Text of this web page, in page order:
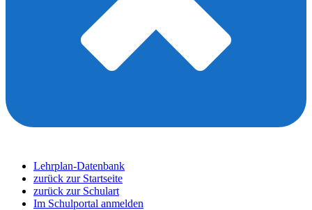
Lehrplan-Datenbank
zurück zur Startseite
zurück zur Schulart
Im Schulportal anmelden